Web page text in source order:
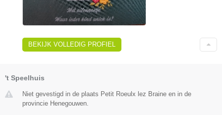
BEKIJK VOLLEDIG PROFIEL
't Speelhuis
Niet gevestigd in de plaats Petit Roeulx lez Braine en in de
provincie Henegouwen.